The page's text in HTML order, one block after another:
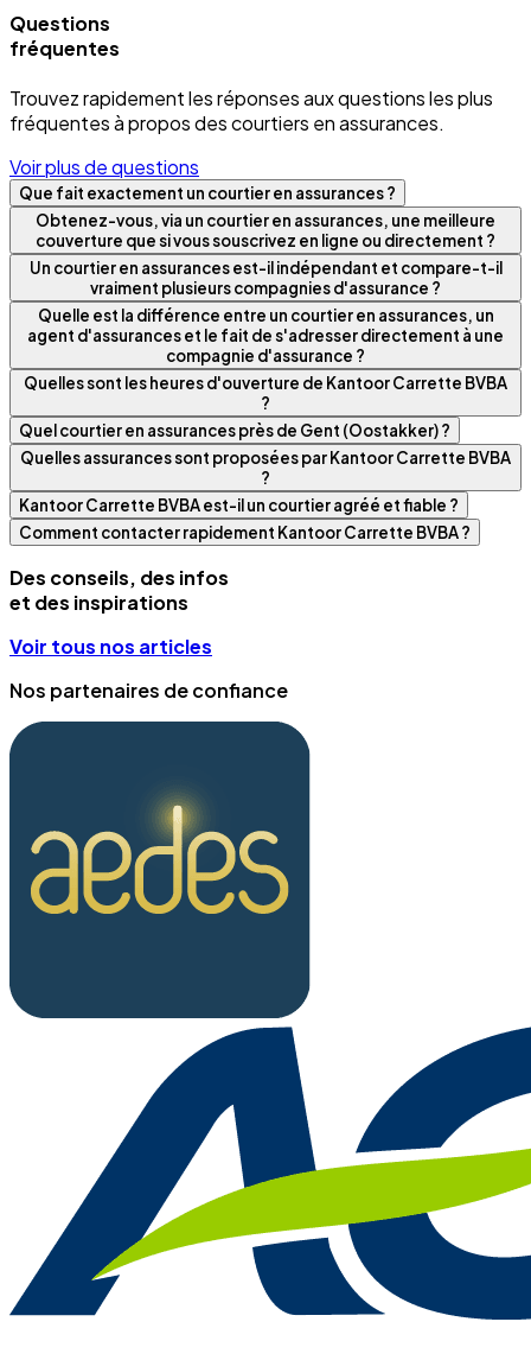
Questions
fréquentes
Trouvez rapidement les réponses aux questions les plus
fréquentes à propos des courtiers en assurances.
Voir plus de questions
Que fait exactement un courtier en assurances ?
Obtenez-vous, via un courtier en assurances, une meilleure
couverture que si vous souscrivez en ligne ou directement ?
Un courtier en assurances est-il indépendant et compare-t-il
vraiment plusieurs compagnies d'assurance ?
Quelle est la différence entre un courtier en assurances, un
agent d'assurances et le fait de s'adresser directement à une
compagnie d'assurance ?
Quelles sont les heures d'ouverture de Kantoor Carrette BVBA
?
Quel courtier en assurances près de Gent (Oostakker) ?
Quelles assurances sont proposées par Kantoor Carrette BVBA
?
Kantoor Carrette BVBA est-il un courtier agréé et fiable ?
Comment contacter rapidement Kantoor Carrette BVBA ?
Des conseils, des infos
et des inspirations
Voir tous nos articles
Nos partenaires de confiance